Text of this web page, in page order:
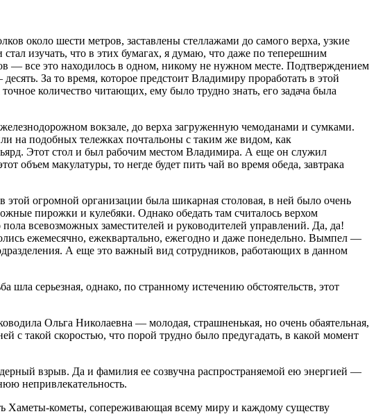
около шести метров, заставлены стеллажами до самого верха, узкие
изучать, что в этих бумагах, я думаю, что даже по теперешним
— все это находилось в одном, никому не нужном месте. Подтверждением
За то время, которое предстоит Владимиру проработать в этой
количество читающих, ему было трудно знать, его задача была
вокзале, до верха загруженную чемоданами и сумками.
на подобных тележках почтальоны с таким же видом, как
Этот стол и был рабочим местом Владимира. А еще он служил
объем макулатуры, то негде будет пить чай во время обеда, завтрака
этой огромной организации была шикарная столовая, в ней было очень
пирожки и кулебяки. Однако обедать там считалось верхом
всевозможных заместителей и руководителей управлений. Да, да!
ежемесячно, ежеквартально, ежегодно и даже понедельно. Вымпел —
А еще это важный вид сотрудников, работающих в данном
серьезная, однако, по странному истечению обстоятельств, этот
Ольга Николаевна — молодая, страшненькая, но очень обаятельная,
такой скоростью, что порой трудно было предугадать, в какой момент
взрыв. Да и фамилия ее созвучна распространяемой ею энергией —
непривлекательность.
Хаметы-кометы, сопереживающая всему миру и каждому существу